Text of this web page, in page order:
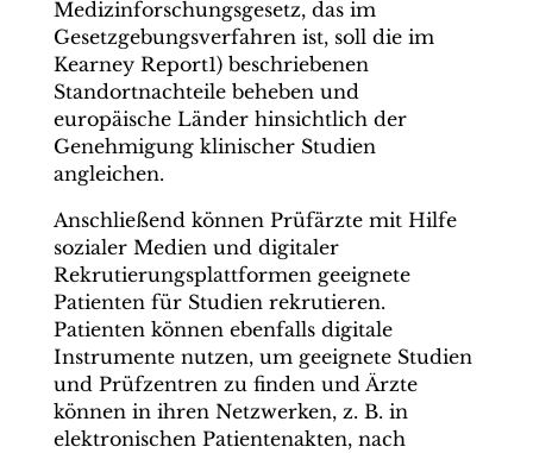
Medizinforschungsgesetz, das im
Gesetzgebungsverfahren ist, soll die im
Kearney Report1) beschriebenen
Standortnachteile beheben und
europäische Länder hinsichtlich der
Genehmigung klinischer Studien
angleichen.
Anschließend können Prüfärzte mit Hilfe
sozialer Medien und digitaler
Rekrutierungsplattformen geeignete
Patienten für Studien rekrutieren.
Patienten können ebenfalls digitale
Instrumente nutzen, um geeignete Studien
und Prüfzentren zu finden und Ärzte
können in ihren Netzwerken, z. B. in
elektronischen Patientenakten, nach